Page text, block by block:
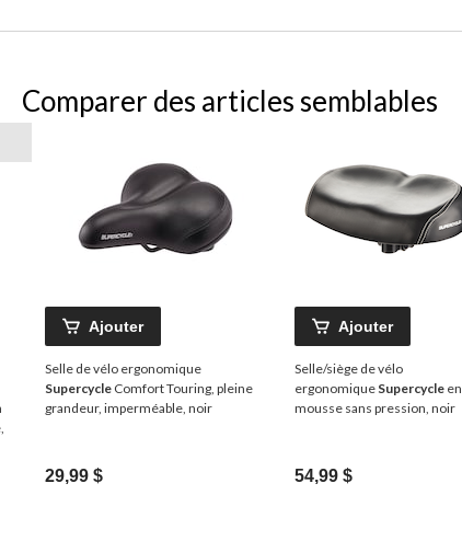
Comparer des articles semblables
Ajouter
Selle de vélo ergonomique
Supercycle Comfort Touring, pleine
grandeur, imperméable, noir
29,99 $
Ajouter
Selle/siège de vélo
ergonomique Supercycle en
mousse sans pression, noir
54,99 $